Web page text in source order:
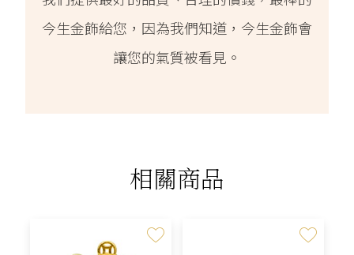
今生金飾給您，因為我們知道，今生金飾會
讓您的氣質被看見。
相關商品